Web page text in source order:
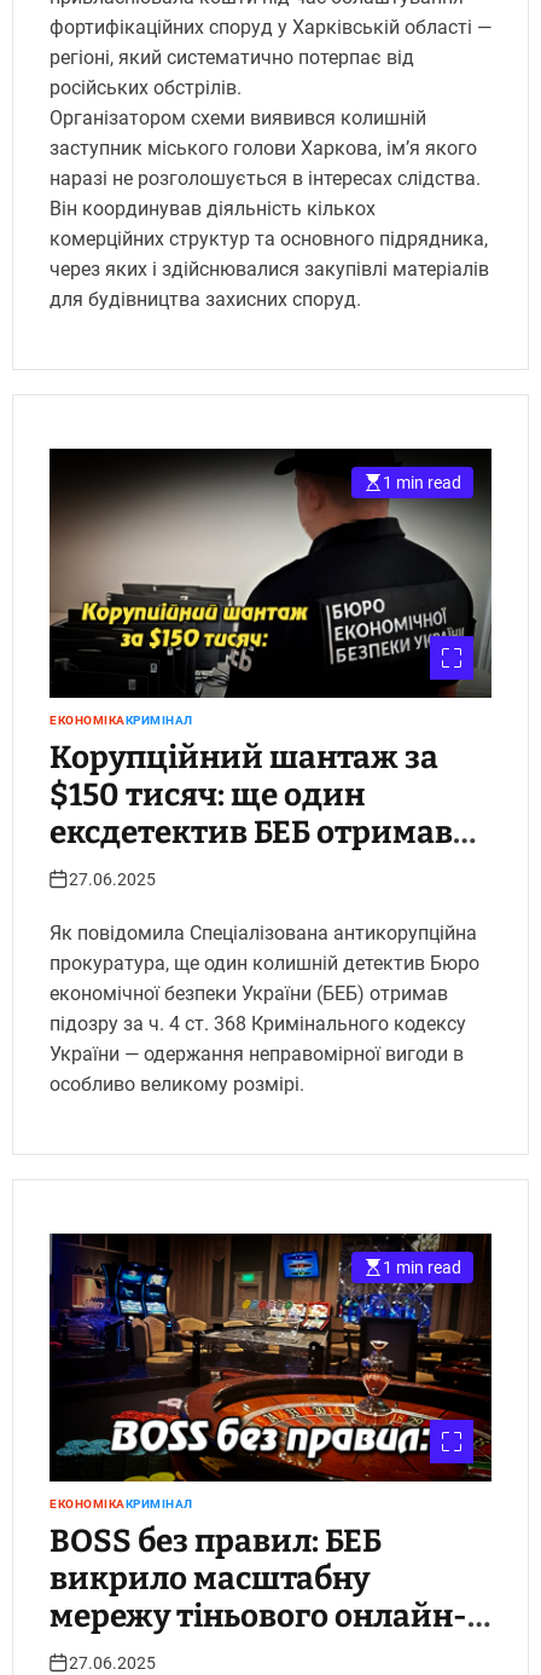
фортифікаційних споруд у Харківській області —
регіоні, який систематично потерпає від
російських обстрілів.
Організатором схеми виявився колишній
заступник міського голови Харкова, ім’я якого
наразі не розголошується в інтересах слідства.
Він координував діяльність кількох
комерційних структур та основного підрядника,
через яких і здійснювалися закупівлі матеріалів
для будівництва захисних споруд.
1 min read
ЕКОНОМІКАКРИМІНАЛ
Корупційний шантаж за
$150 тисяч: ще один
ексдетектив БЕБ отримав
підозру. Укрінфопрес.
27.06.2025
Як повідомила Спеціалізована антикорупційна
прокуратура, ще один колишній детектив Бюро
економічної безпеки України (БЕБ) отримав
підозру за ч. 4 ст. 368 Кримінального кодексу
України — одержання неправомірної вигоди в
особливо великому розмірі.
1 min read
ЕКОНОМІКАКРИМІНАЛ
BOSS без правил: БЕБ
викрило масштабну
мережу тіньового онлайн-
гемблінгу. Укрінфопрес.
27.06.2025